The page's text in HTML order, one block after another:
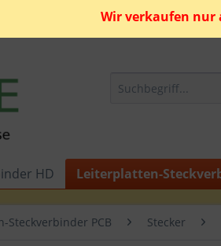
Wir verkaufen nur
HD Leiterplatten-
Steckverbinder PCB Stecker